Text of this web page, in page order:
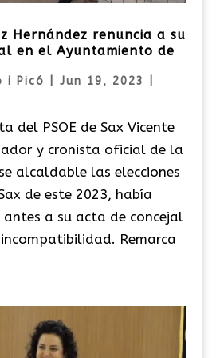
Hernández renuncia a su
en el Ayuntamiento de
i Picó Jun 19, 2023
del PSOE de Sax Vicente
y cronista oficial de la
alcaldable las elecciones
de este 2023, había
antes a su acta de concejal
Remarca